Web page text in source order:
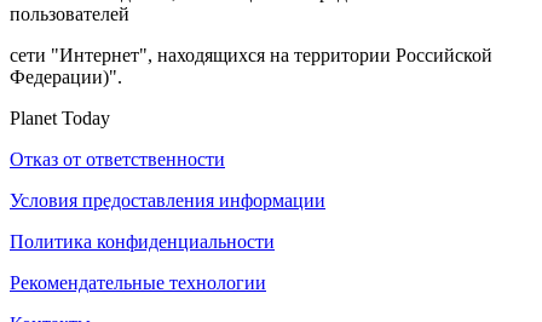
пользователей
сети "Интернет", находящихся на территории Российской
Федерации)".
Planet Today
Отказ от ответственности
Условия предоставления информации
Политика конфиденциальности
Рекомендательные технологии